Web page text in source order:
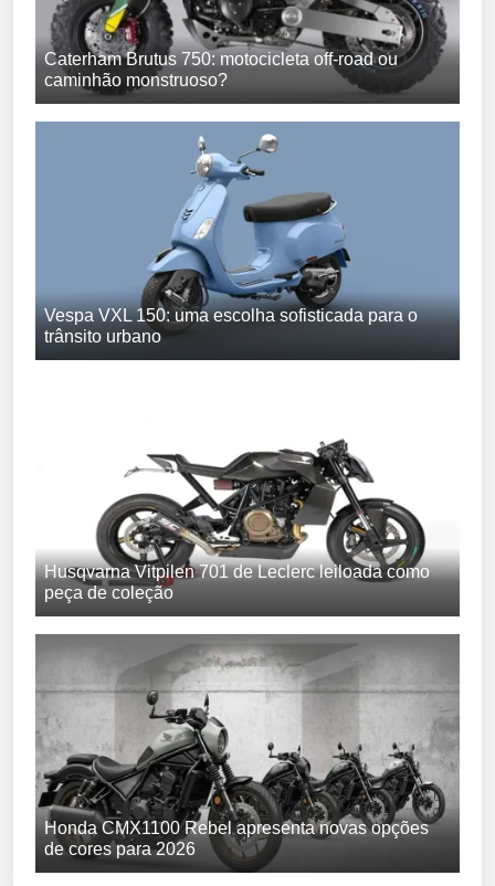
Caterham Brutus 750: motocicleta off-road ou
caminhão monstruoso?
Vespa VXL 150: uma escolha sofisticada para o
trânsito urbano
Husqvarna Vitpilen 701 de Leclerc leiloada como
peça de coleção
Honda CMX1100 Rebel apresenta novas opções
de cores para 2026